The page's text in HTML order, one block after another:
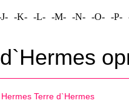
-K- -L- -M- -N- -O- -P-
Hermes Terre d`Hermes